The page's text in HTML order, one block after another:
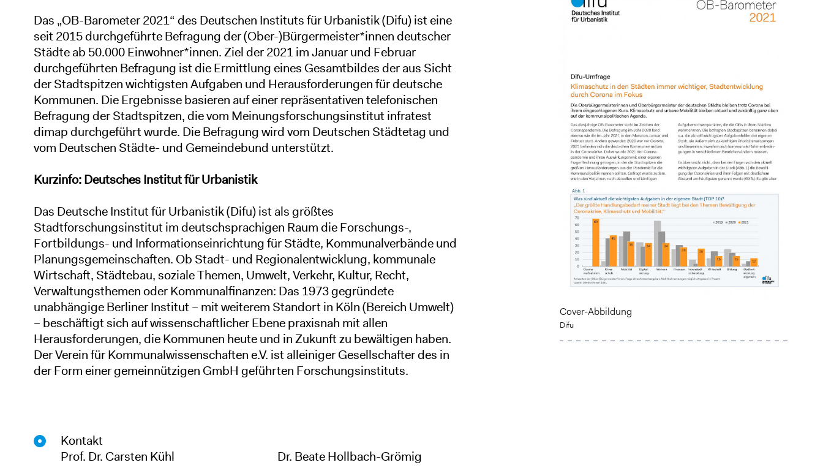
Das „OB-Barometer 2021“ des Deutschen Instituts für Urbanistik (Difu) ist eine
seit 2015 durchgeführte Befragung der (Ober-)Bürgermeister*innen deutscher
Städte ab 50.000 Einwohner*innen. Ziel der 2021 im Januar und Februar
durchgeführten Befragung ist die Ermittlung eines Gesamtbildes der aus Sicht
der Stadtspitzen wichtigsten Aufgaben und Herausforderungen für deutsche
Kommunen. Die Ergebnisse basieren auf einer repräsentativen telefonischen
Befragung der Stadtspitzen, die vom Meinungsforschungsinstitut infratest
dimap durchgeführt wurde. Die Befragung wird vom Deutschen Städtetag und
vom Deutschen Städte- und Gemeindebund unterstützt.
Kurzinfo: Deutsches Institut für Urbanistik
Das Deutsche Institut für Urbanistik (Difu) ist als größtes
Stadtforschungsinstitut im deutschsprachigen Raum die Forschungs-,
Fortbildungs- und Informationseinrichtung für Städte, Kommunalverbände und
Planungsgemeinschaften. Ob Stadt- und Regionalentwicklung, kommunale
Wirtschaft, Städtebau, soziale Themen, Umwelt, Verkehr, Kultur, Recht,
Verwaltungsthemen oder Kommunalfinanzen: Das 1973 gegründete
unabhängige Berliner Institut – mit weiterem Standort in Köln (Bereich Umwelt)
– beschäftigt sich auf wissenschaftlicher Ebene praxisnah mit allen
Herausforderungen, die Kommunen heute und in Zukunft zu bewältigen haben.
Der Verein für Kommunalwissenschaften e.V. ist alleiniger Gesellschafter des in
der Form einer gemeinnützigen GmbH geführten Forschungsinstituts.
Kontakt
Prof. Dr. Carsten Kühl
Dr. Beate Hollbach-Grömig
Cover-Abbildung
Difu